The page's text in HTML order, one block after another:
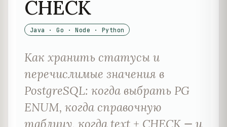
CHECK
Java · Go · Node · Python
Как хранить статусы и
перечислимые значения в
PostgreSQL: когда выбрать PG
ENUM, когда справочную
таблицу, когда text + CHECK — и